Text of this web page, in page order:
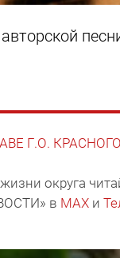
Г.О.
округа
в MAX и